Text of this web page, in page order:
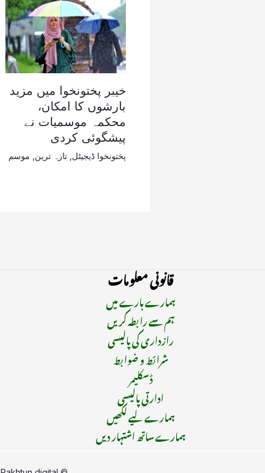
خیبر پختونخوا میں مزید
بارشوں کا امکان،
محکمہ موسمیات نے
پیشگوئی کردی
پختونخوا ڈیجیٹل تازہ ترین موسم
قانونی معلومات
ہمارے بارے میں
ہم سے رابطہ کریں
رازداری کی پالیسی
شرائط و ضوابط
ڈسکلیمر
ادارتی پالیسی
ہمارے لیے لکھیں
ہمارے ساتھ اشتہار دیں